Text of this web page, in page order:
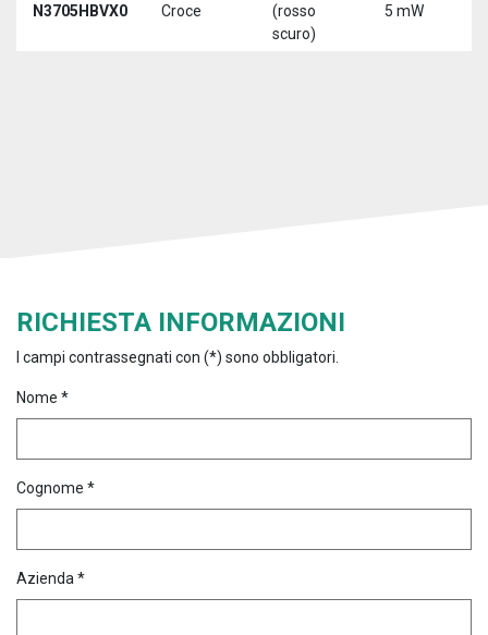
N3705HBVX0 Croce
(rosso
scuro)
5 mW
RICHIESTA INFORMAZIONI
I campi contrassegnati con (*) sono obbligatori.
Nome *
Cognome *
Azienda *